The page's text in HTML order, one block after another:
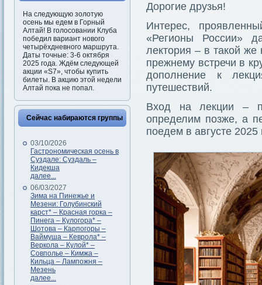
На следующую золотую
осень мы едем в Горный
Алтай! В голосовании Клуба
победил вариант нового
четырёхдневного маршрута.
Даты точные: 3-6 октября
2025 года. Ждём следующей
акции «S7», чтобы купить
билеты. В акцию этой недели
Алтай пока не попал.
Сейчас набираются группы
03/10/2026
Гастрономическая осень в
Суздале: Суздаль –
Кидекша
далее...
06/03/2027
Зима на Пинежье и
Мезени: Голубинский
карст* – Красная горка –
Пинега – Кулогора* –
Шотова – Карпогоры –
Ваймуша – Кеврола* –
Веркола – Кулой* –
Совполье – Кимжа –
Кильца – Лампожня –
Мезень
далее...
Дорогие друзья!
Интерес,
«Регионы России»
лектория – в такой же
прежнему встречи в
дополнение к
путешествий.
Вход на лекции –
определим позже, а
поедем в августе